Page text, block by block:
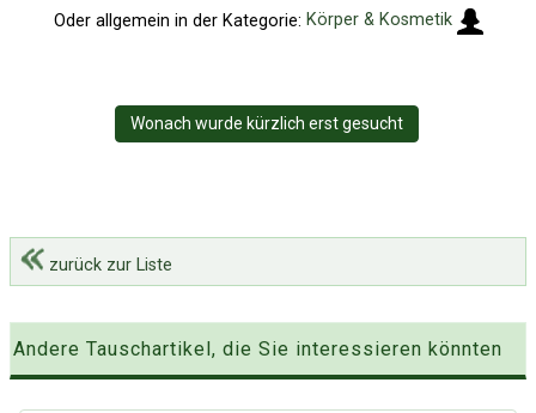
Oder allgemein in der Kategorie: Körper & Kosmetik
Wonach wurde kürzlich erst gesucht
zurück zur Liste
Andere Tauschartikel, die Sie interessieren könnten